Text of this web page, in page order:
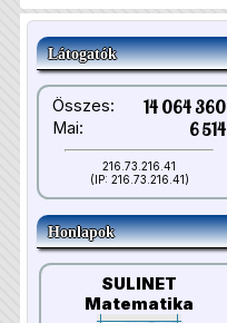
Látogatók
Összes: 14 064 360
Mai: 6 514
216.73.216.41
(IP: 216.73.216.41)
Honlapok
SULINET
Matematika